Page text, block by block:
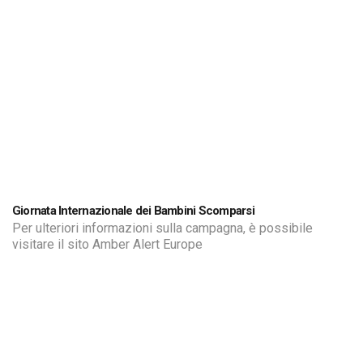
Giornata Internazionale dei Bambini Scomparsi
Per ulteriori informazioni sulla campagna, è possibile
visitare il sito Amber Alert Europe